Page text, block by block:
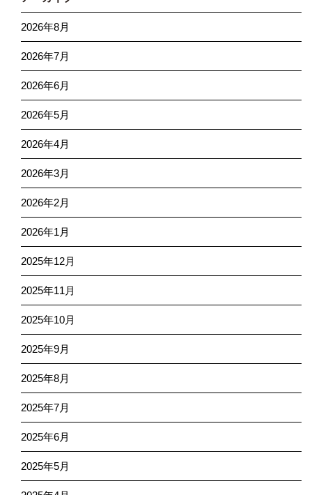
2026年8月
2026年7月
2026年6月
2026年5月
2026年4月
2026年3月
2026年2月
2026年1月
2025年12月
2025年11月
2025年10月
2025年9月
2025年8月
2025年7月
2025年6月
2025年5月